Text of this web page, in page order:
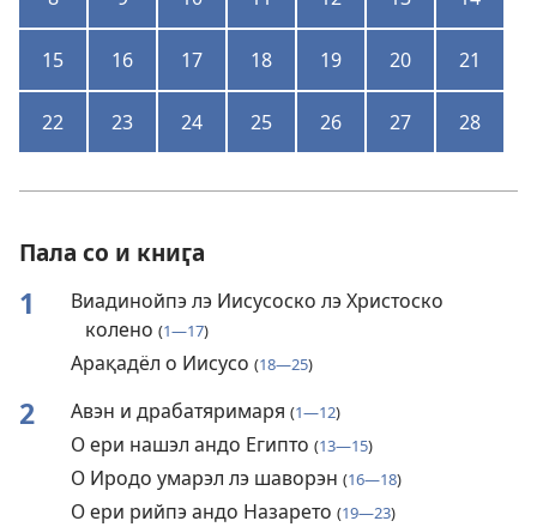
15 16 17 18 19 20 21
22 23 24 25 26 27 28
Пала со и книӷа
1
Виадинойпэ лэ Иисусоско лэ Христоско
колено (1—17)
Арақадёл о Иисусо (18—25)
2 Авэн и драбатяримаря (1—12)
О ери нашэл андо Египто (13—15)
О Иродо умарэл лэ шаворэн (16—18)
О ери рийпэ андо Назарето (19—23)